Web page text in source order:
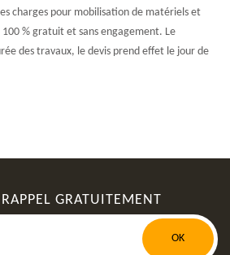
charges pour mobilisation de matériels et
% gratuit et sans engagement. Le
des travaux, le devis prend effet le jour de
GRATUITEMENT